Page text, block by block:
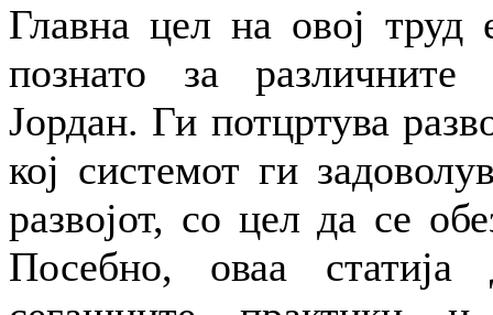
Главна цел на овој
познато за
Јордан. Ги потцртува
кој системот ги
развојот, со цел да се
Посебно, оваа статија